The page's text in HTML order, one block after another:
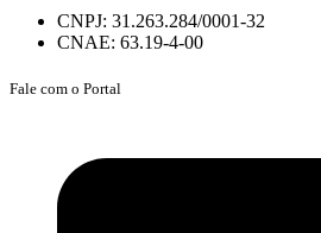
CNPJ: 31.263.284/0001-32
CNAE: 63.19-4-00
Fale com o Portal